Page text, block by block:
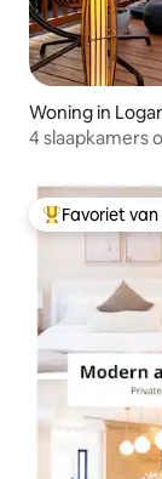
Woning in
4 slaapkamers
Topfavoriet
Favoriet